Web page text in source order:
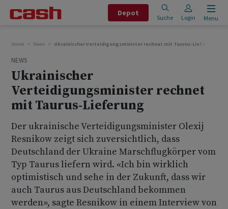
Depot
Suche Login Menu
Home News Ukrainischer Verteidigungsminister rechnet mit Taurus-Lieferung
NEWS
Ukrainischer
Verteidigungsminister rechnet
mit Taurus-Lieferung
Der ukrainische Verteidigungsminister Olexij
Resnikow zeigt sich zuversichtlich, dass
Deutschland der Ukraine Marschflugkörper vom
Typ Taurus liefern wird. «Ich bin wirklich
optimistisch und sehe in der Zukunft, dass wir
auch Taurus aus Deutschland bekommen
werden», sagte Resnikow in einem Interview von